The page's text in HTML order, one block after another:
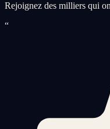
Rejoignez des milliers qui
“